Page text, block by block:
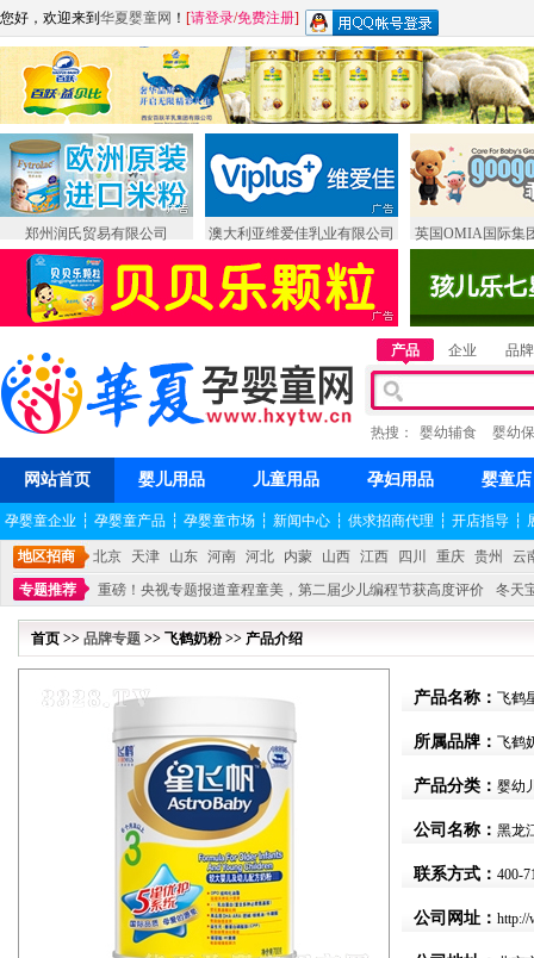
您好，欢迎来到 华夏婴童网 ！ [请登录/免费注册]
郑州润氏贸易有限公司 澳大利亚维爱佳乳业有限公司 英国OMIA国际集
产品 企业 品牌
热搜： 婴幼辅食 婴幼
网站首页 婴儿用品 儿童用品 孕妇用品 婴童店
孕婴童企业 ┆ 孕婴童产品 ┆ 孕婴童市场 ┆ 新闻中心 ┆ 供求招商代理 ┆ 开店指导 ┆
地区招商 北京 天津 山东 河南 河北 内蒙 山西 江西 四川 重庆 贵州
云
专题推荐
重磅！央视专题报道童程童美，第二届少儿编程节获高度评价
冬天
不能再单纯地销售产品,而要向增强服务转型,毕竟母婴产品比较特殊。”
妇幼广场
首页 >> 品牌专题 >> 飞鹤奶粉 >> 产品介绍
产品名称： 飞鹤
所属品牌： 飞鹤
产品分类： 婴幼
公司名称： 黑龙
联系方式： 400-
公司网址： http://